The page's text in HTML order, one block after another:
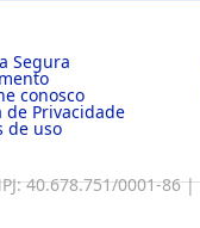
Segura
conosco
de Privacidade
de uso
40.678.751/